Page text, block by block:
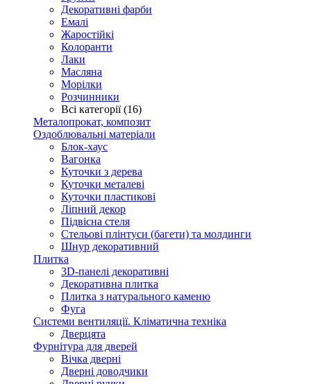
Декоративні фарби
Емалі
Жаростійкі
Колоранти
Лаки
Масляна
Морілки
Розчинники
Всі категорії (16)
Металопрокат, композит
Оздоблювальні матеріали
Блок-хаус
Вагонка
Куточки з дерева
Куточки металеві
Куточки пластикові
Ліпний декор
Підвісна стеля
Стельові плінтуси (багети) та молдинги
Шнур декоративний
Плитка
3D-панелі декоративні
Декоративна плитка
Плитка з натурального каменю
Фуга
Системи вентиляції. Кліматична техніка
Дверцята
Фурнітура для дверей
Вічка дверні
Дверні доводчики